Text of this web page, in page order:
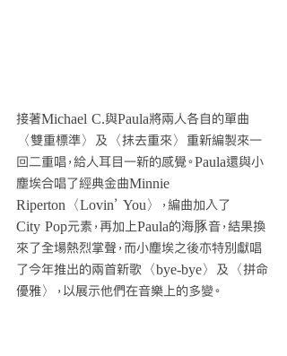
接著Michael C.與Paula將兩人各自的單曲
〈雙重標準〉及〈抹去重來〉重新編製來一
回二重唱，給人耳目一新的感覺。Paula還與小
塵埃合唱了經典金曲Minnie
Riperton〈Lovin’ You〉，編曲加入了
City Pop元素，再加上Paula的海豚音，結果換
來了全場熱烈掌聲，而小塵埃之後亦特別獻唱
了今年推出的兩首新歌〈bye-bye〉及〈拼命
優雅〉，以展示他們在音樂上的多變。